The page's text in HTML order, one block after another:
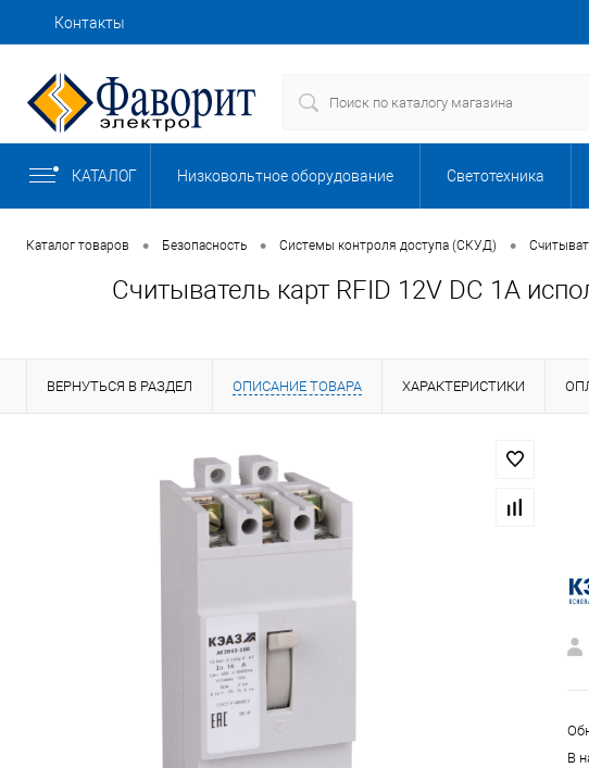
Контакты
Доставка
КАТАЛОГ Низковольтное оборудование Светотехника
Безопасность Автоматизация, КИП
Кабели, провода и изделия для прокладки кабеля
Сопутствующие товары Спецодежда и СИЗ
Каталог товаров • Безопасность • Системы контроля доступа (СКУД) •
Считыватель карт RFID 12V DC 1A
ВЕРНУТЬСЯ В РАЗДЕЛ ОПИСАНИЕ ТОВАРА ХАРАКТЕРИСТИКИ
В